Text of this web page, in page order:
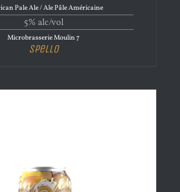
Pale Ale / Ale Pâle Américaine
5% alc/vol
Microbrasserie Moulin 7
Spello